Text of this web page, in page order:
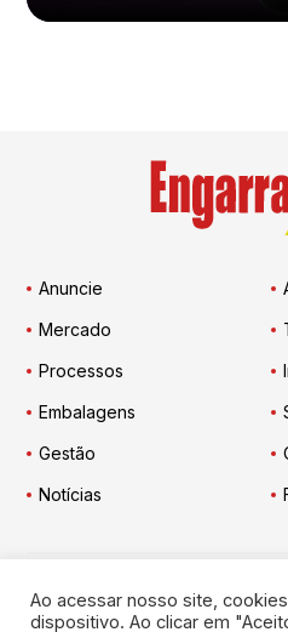
Anuncie
Mercado
Processos
Embalagens
Gestão
Notícias
Engarrafador
Ao acessar nosso site,
dispositivo. Ao clicar em